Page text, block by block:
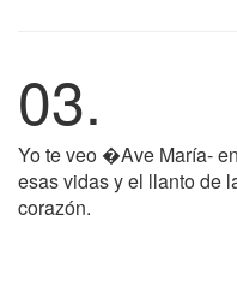
03.
Yo te veo �Ave María-
esas vidas y el llanto de
corazón.